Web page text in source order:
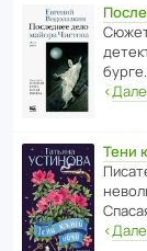
‹
Тени
‹